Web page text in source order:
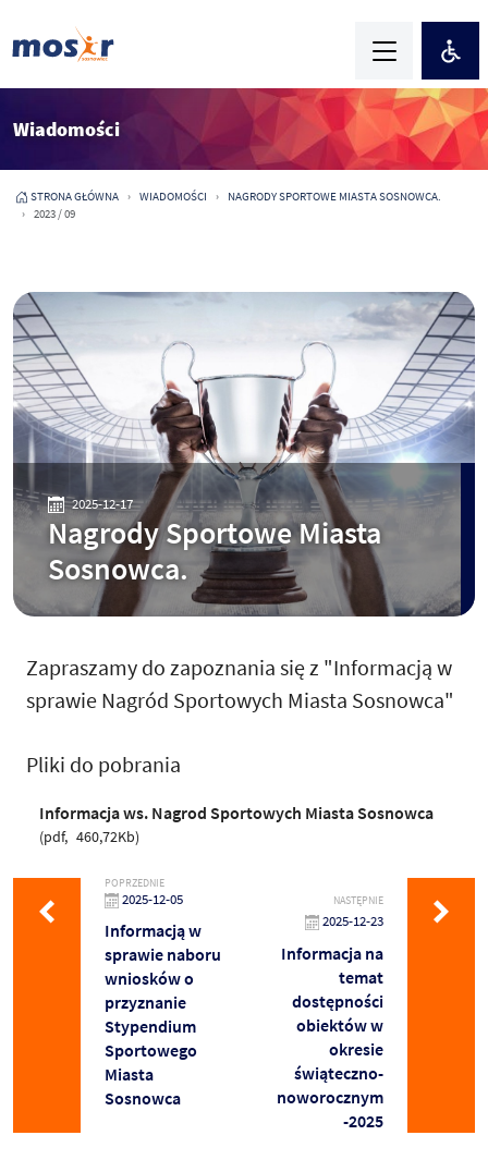
Wiadomości
STRONA GŁÓWNA WIADOMOŚCI
NAGRODY SPORTOWE MIASTA SOSNOWCA.
2023 / 09
2025-12-17
Nagrody Sportowe Miasta
Sosnowca.
Zapraszamy do zapoznania się z "Informacją w
sprawie Nagród Sportowych Miasta Sosnowca"
Pliki do pobrania
Informacja ws. Nagrod Sportowych Miasta Sosnowca
pdf 460,72Kb
POPRZEDNIE
2025-12-05
Informacją w
sprawie naboru
wniosków o
przyznanie
Stypendium
Sportowego
Miasta
Sosnowca
NASTĘPNIE
2025-12-23
Informacja na
temat
dostępności
obiektów w
okresie
świąteczno-
noworocznym
-2025